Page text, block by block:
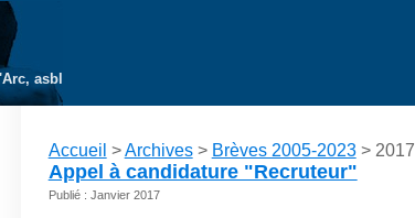
asbl
Accueil >Archives> Brèves 2005-2023> 2017
Appel à candidature "Recruteur"
Publié : Janvier 2017